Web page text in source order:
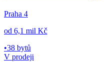
Praha 4
od 6,1 mil Kč
•38 bytů
V prodeji